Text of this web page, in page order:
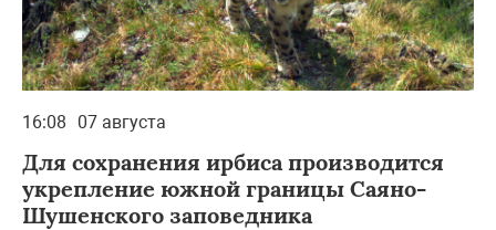
16:08 07 августа
Для сохранения ирбиса производится
укрепление южной границы Саяно-
Шушенского заповедника